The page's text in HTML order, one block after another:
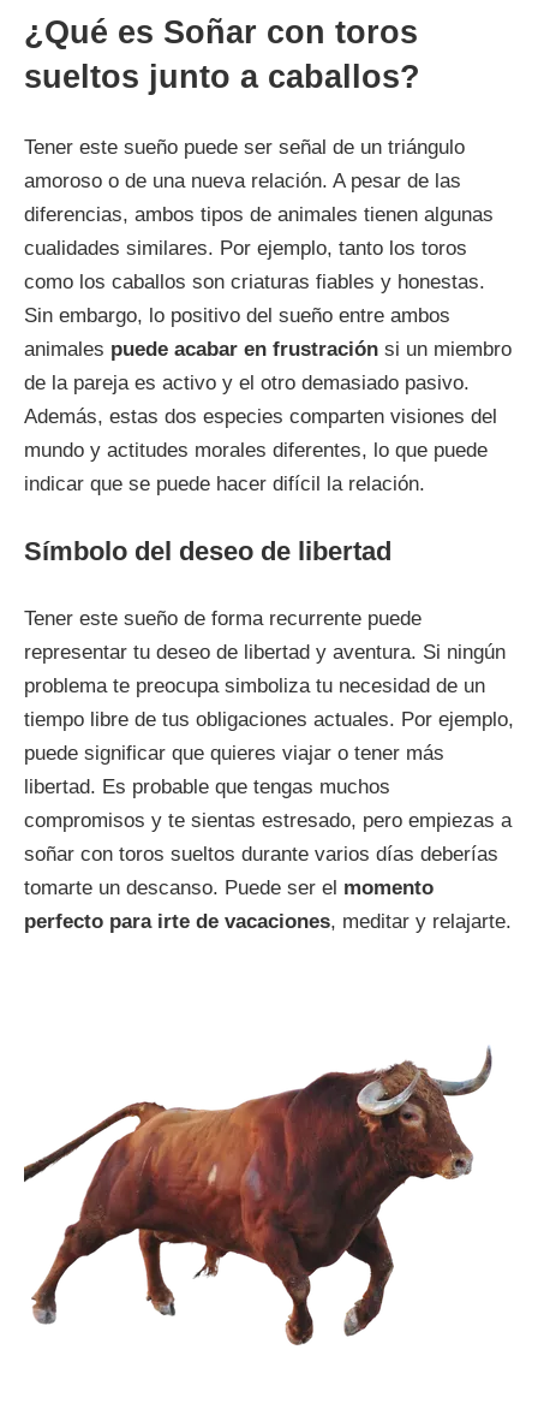
¿Qué es Soñar con toros
sueltos junto a caballos?
Tener este sueño puede ser señal de un triángulo
amoroso o de una nueva relación. A pesar de las
diferencias, ambos tipos de animales tienen algunas
cualidades similares. Por ejemplo, tanto los toros
como los caballos son criaturas fiables y honestas.
Sin embargo, lo positivo del sueño entre ambos
animales puede acabar en frustración si un miembro
de la pareja es activo y el otro demasiado pasivo.
Además, estas dos especies comparten visiones del
mundo y actitudes morales diferentes, lo que puede
indicar que se puede hacer difícil la relación.
Símbolo del deseo de libertad
Tener este sueño de forma recurrente puede
representar tu deseo de libertad y aventura. Si ningún
problema te preocupa simboliza tu necesidad de un
tiempo libre de tus obligaciones actuales. Por ejemplo,
puede significar que quieres viajar o tener más
libertad. Es probable que tengas muchos
compromisos y te sientas estresado, pero empiezas a
soñar con toros sueltos durante varios días deberías
tomarte un descanso. Puede ser el momento
perfecto para irte de vacaciones, meditar y relajarte.